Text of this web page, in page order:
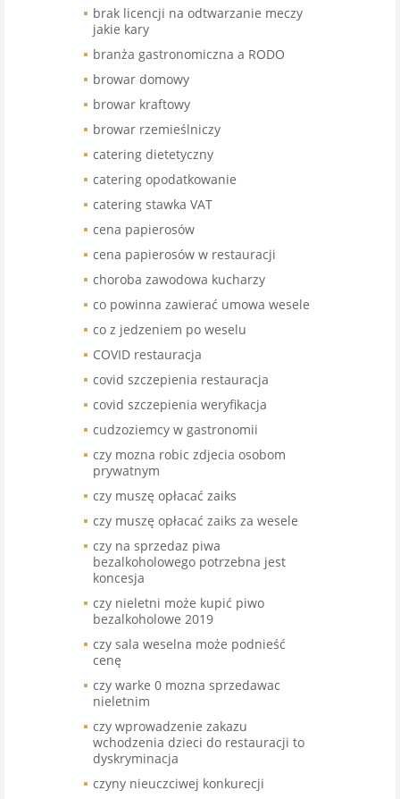
brak licencji na odtwarzanie meczy
jakie kary
branża gastronomiczna a RODO
browar domowy
browar kraftowy
browar rzemieślniczy
catering dietetyczny
catering opodatkowanie
catering stawka VAT
cena papierosów
cena papierosów w restauracji
choroba zawodowa kucharzy
co powinna zawierać umowa wesele
co z jedzeniem po weselu
COVID restauracja
covid szczepienia restauracja
covid szczepienia weryfikacja
cudzoziemcy w gastronomii
czy mozna robic zdjecia osobom
prywatnym
czy muszę opłacać zaiks
czy muszę opłacać zaiks za wesele
czy na sprzedaz piwa
bezalkoholowego potrzebna jest
koncesja
czy nieletni może kupić piwo
bezalkoholowe 2019
czy sala weselna może podnieść
cenę
czy warke 0 mozna sprzedawac
nieletnim
czy wprowadzenie zakazu
wchodzenia dzieci do restauracji to
dyskryminacja
czyny nieuczciwej konkurecji